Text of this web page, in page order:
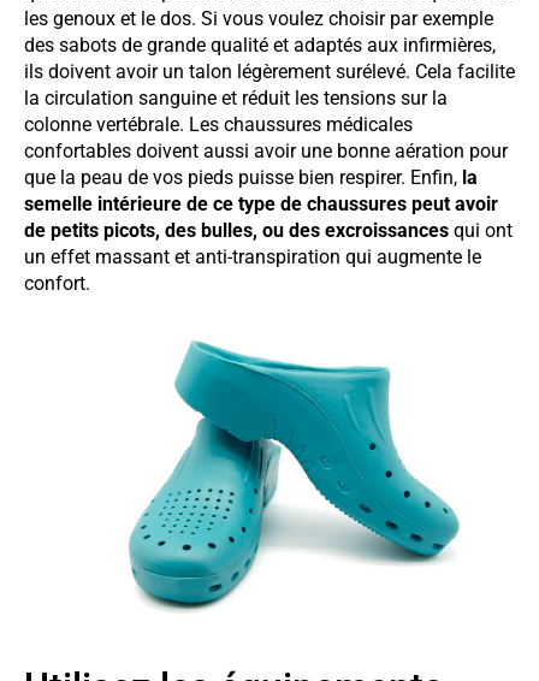
les genoux et le dos. Si vous voulez choisir par exemple
des sabots de grande qualité et adaptés aux infirmières,
ils doivent avoir un talon légèrement surélevé. Cela facilite
la circulation sanguine et réduit les tensions sur la
colonne vertébrale. Les chaussures médicales
confortables doivent aussi avoir une bonne aération pour
que la peau de vos pieds puisse bien respirer. Enfin, la
semelle intérieure de ce type de chaussures peut avoir
de petits picots, des bulles, ou des excroissances qui ont
un effet massant et anti-transpiration qui augmente le
confort.